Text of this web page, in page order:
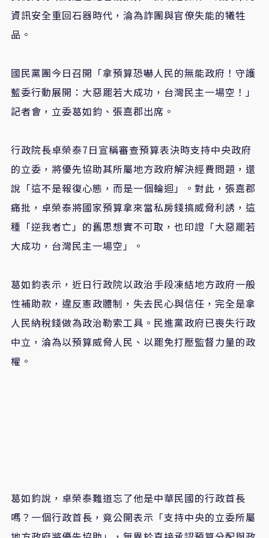
資訊安全重回石器時代，淪為詐團與官僚失能的犧牲
品。
國民黨團今日召開「拿預算恐嚇人民的無能政府！守護
藍委行動展開：大惡罷若大成功，台灣民主一場空！」
記者會，立委葛如鈞、張嘉郡出席。
行政院長卓榮泰7日宣稱審查預算表決時支持中央政府
的立委，將優先協助其所屬地方政府解決經費問題，還
說「這不是報復心態，而是一個輪迴」。對此，張嘉郡
痛批，卓榮泰將國家預算拿來當私房錢搞威脅利誘，這
種「逆我者亡」的舊思想實不可取，也印證「大惡罷若
大成功，台灣民主一場空」。
葛如鈞表示，近日行政院以政治手段凍結地方政府一般
性補助款，違反憲政體制，失去民心與信任，完全是拿
人民納稅錢做為政治勒索工具。民進黨政府已喪失行政
中立，淪為以預算威脅人民、以罷免打壓監督力量的政
權。
葛如鈞說，卓榮泰難道忘了他是中華民國的行政首長
嗎？一個行政首長，竟公開表示「支持中央的立委所屬